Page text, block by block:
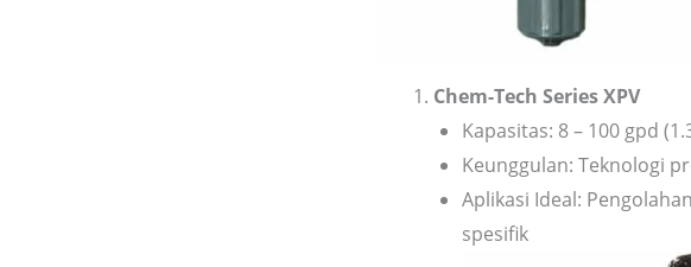
Chem-Tech Series XPV
Kapasitas: 8 – 100 gpd
Keunggulan: Teknologi
Aplikasi Ideal:
spesifik